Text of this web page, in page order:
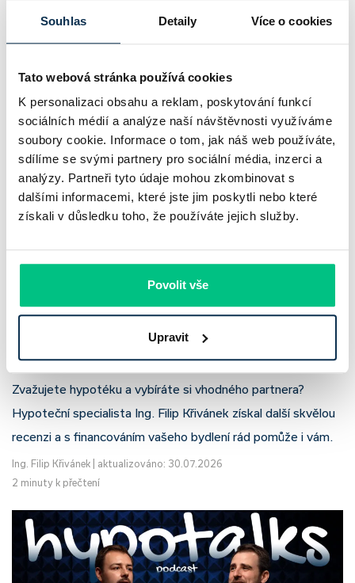
Souhlas Detaily Více o cookies
Tato webová stránka používá cookies
K personalizaci obsahu a reklam, poskytování funkcí
sociálních médií a analýze naší návštěvnosti využíváme
soubory cookie. Informace o tom, jak náš web používáte,
sdílíme se svými partnery pro sociální média, inzerci a
analýzy. Partneři tyto údaje mohou zkombinovat s
dalšími informacemi, které jste jim poskytli nebo které
získali v důsledku toho, že používáte jejich služby.
Povolit vše
Upravit
bankovního trhu. Na jedné straně jí podle zadaného rámce
rostly úvěry a…
Pavel Pohanka |aktualizováno: 31.07.2026
Filip Křivánek, klient: Tomáš B.
Zvažujete hypotéku a vybíráte si vhodného partnera?
Hypoteční specialista Ing. Filip Křivánek získal další skvělou
recenzi a s financováním vašeho bydlení rád pomůže i vám.
Ing. Filip Křivánek
aktualizováno: 30.07.2026
2 minuty k přečtení